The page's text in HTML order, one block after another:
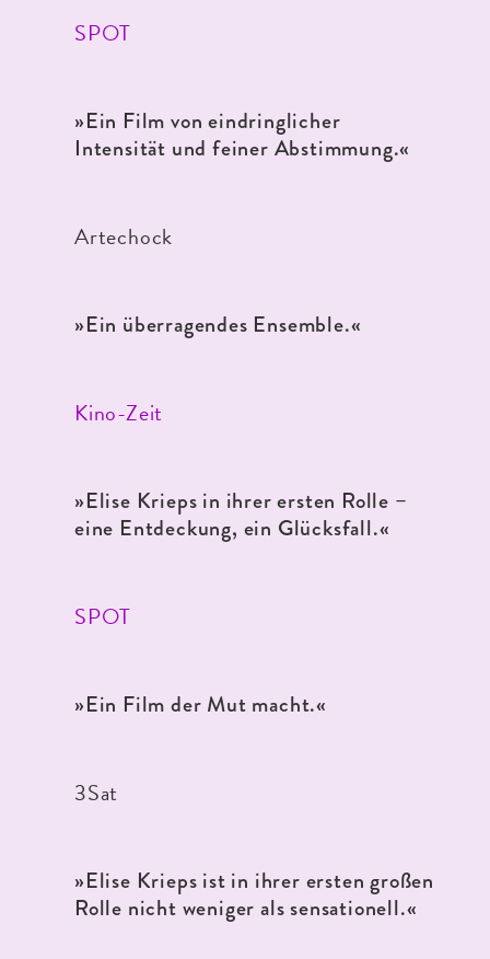
SPOT
»Ein Film von eindringlicher
Intensität und feiner Abstimmung.«
Artechock
»Ein überragendes Ensemble.«
Kino-Zeit
»Elise Krieps in ihrer ersten Rolle –
eine Entdeckung, ein Glücksfall.«
SPOT
»Ein Film der Mut macht.«
3Sat
»Elise Krieps ist in ihrer ersten großen
Rolle nicht weniger als sensationell.«